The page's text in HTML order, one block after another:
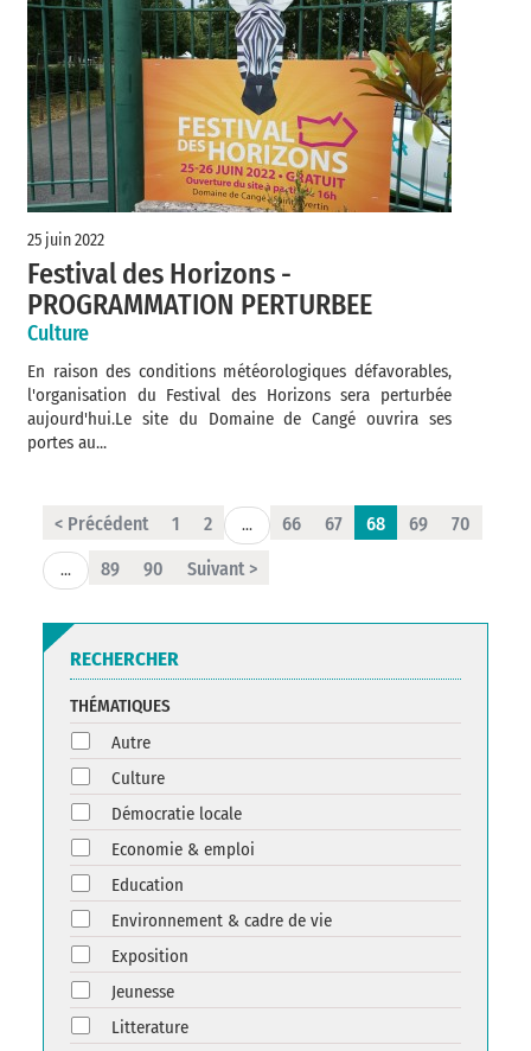
25 juin 2022
Festival des Horizons -
PROGRAMMATION PERTURBEE
Culture
En raison des conditions météorologiques défavorables,
l'organisation du Festival des Horizons sera perturbée
aujourd'hui.Le site du Domaine de Cangé ouvrira ses
portes au...
< Précédent 1 2 ... 66 67 68 69 70
... 89 90 Suivant >
RECHERCHER
THÉMATIQUES
Autre
Culture
Démocratie locale
Economie & emploi
Education
Environnement & cadre de vie
Exposition
Jeunesse
Litterature